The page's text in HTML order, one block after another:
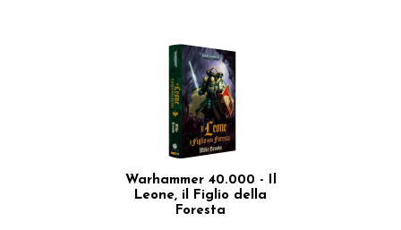
Warhammer 40.000 - Il
Leone, il Figlio della
Foresta